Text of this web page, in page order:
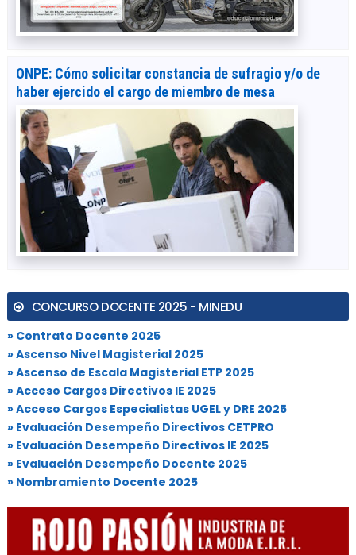
ONPE: Cómo solicitar constancia de sufragio y/o de
haber ejercido el cargo de miembro de mesa
CONCURSO DOCENTE 2025 - MINEDU
» Contrato Docente 2025
» Ascenso Nivel Magisterial 2025
» Ascenso de Escala Magisterial ETP 2025
» Acceso Cargos Directivos IE 2025
» Acceso Cargos Especialistas UGEL y DRE 2025
» Evaluación Desempeño Directivos CETPRO
» Evaluación Desempeño Directivos IE 2025
» Evaluación Desempeño Docente 2025
» Nombramiento Docente 2025